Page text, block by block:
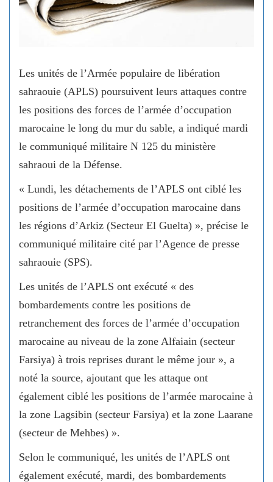
Les unités de l’Armée populaire de libération
sahraouie (APLS) poursuivent leurs attaques contre
les positions des forces de l’armée d’occupation
marocaine le long du mur du sable, a indiqué mardi
le communiqué militaire N 125 du ministère
sahraoui de la Défense.
« Lundi, les détachements de l’APLS ont ciblé les
positions de l’armée d’occupation marocaine dans
les régions d’Arkiz (Secteur El Guelta) », précise le
communiqué militaire cité par l’Agence de presse
sahraouie (SPS).
Les unités de l’APLS ont exécuté « des
bombardements contre les positions de
retranchement des forces de l’armée d’occupation
marocaine au niveau de la zone Alfaiain (secteur
Farsiya) à trois reprises durant le même jour », a
noté la source, ajoutant que les attaque ont
également ciblé les positions de l’armée marocaine à
la zone Lagsibin (secteur Farsiya) et la zone Laarane
(secteur de Mehbes) ».
Selon le communiqué, les unités de l’APLS ont
également exécuté, mardi, des bombardements